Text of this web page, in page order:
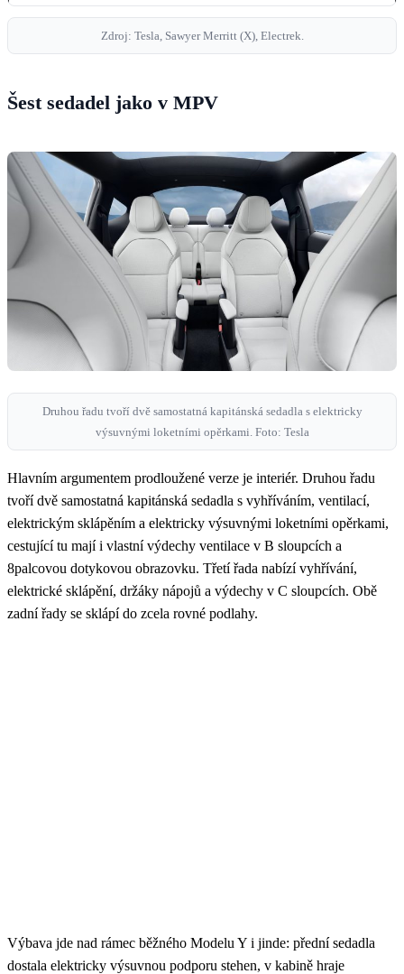
Zdroj: Tesla, Sawyer Merritt (X), Electrek.
Šest sedadel jako v MPV
Druhou řadu tvoří dvě samostatná kapitánská sedadla s elektricky
výsuvnými loketními opěrkami. Foto: Tesla
Hlavním argumentem prodloužené verze je interiér. Druhou řadu
tvoří dvě samostatná kapitánská sedadla s vyhříváním, ventilací,
elektrickým sklápěním a elektricky výsuvnými loketními opěrkami,
cestující tu mají i vlastní výdechy ventilace v B sloupcích a
8palcovou dotykovou obrazovku. Třetí řada nabízí vyhřívání,
elektrické sklápění, držáky nápojů a výdechy v C sloupcích. Obě
zadní řady se sklápí do zcela rovné podlahy.
Výbava jde nad rámec běžného Modelu Y i jinde: přední sedadla
dostala elektricky výsuvnou podporu stehen, v kabině hraje